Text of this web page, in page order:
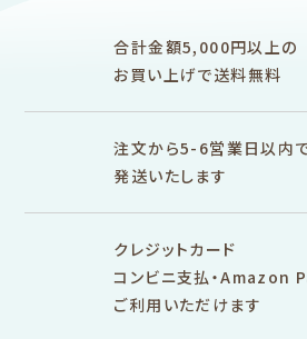
雑貨類
M5 M6
その他
サンリオキャラクタ
ーズ
おやつパーティ
おりがみ
シリーズで探す
合計金額5,000円以上の
お買い上げで送料無料
注文から5-6営業日以内
発送いたします
クレジットカード
コンビニ支払・Amazon
ご利用いただけます